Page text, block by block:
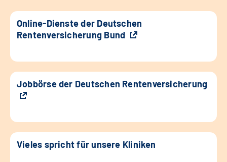
Online-Dienste der Deutschen
Rentenversicherung Bund
Jobbörse der Deutschen Rentenversicherung
Vieles spricht für unsere Kliniken